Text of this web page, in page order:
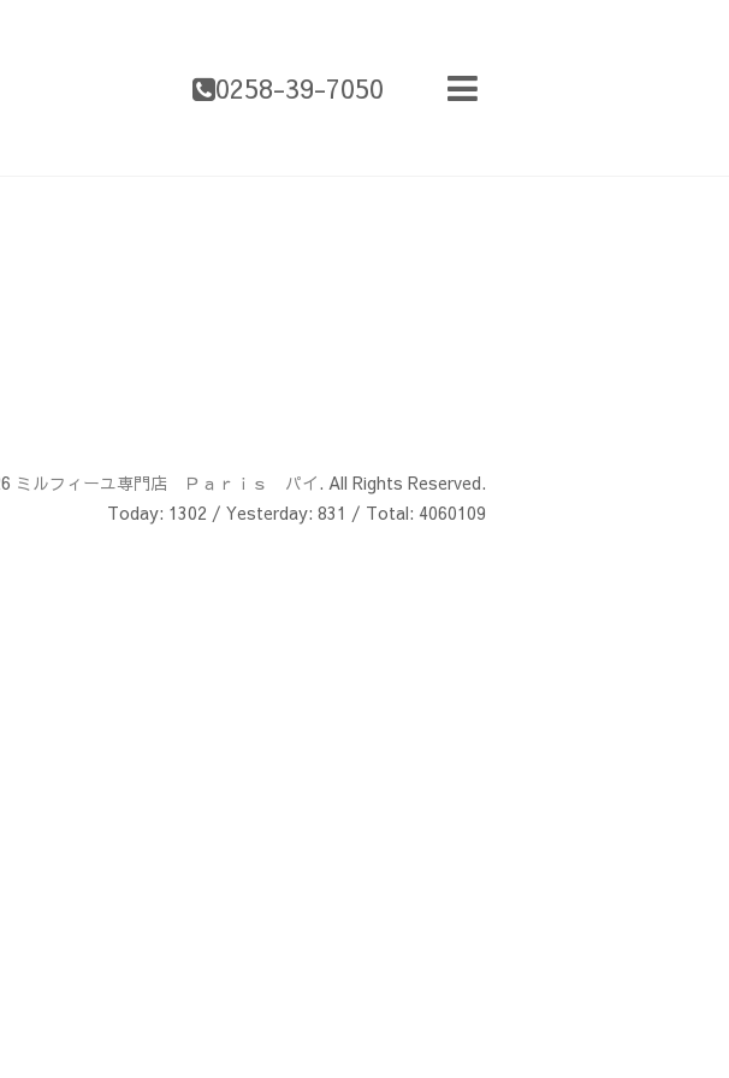
0258-39-7050
ミルフィーユ専門店 Ｐａｒｉｓ パイ. All Rights Reserved.
Today: 1302 / Yesterday: 831 / Total: 4060109